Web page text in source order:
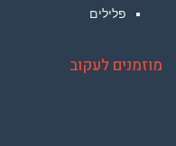
פלילים
מוזמנים לעקוב